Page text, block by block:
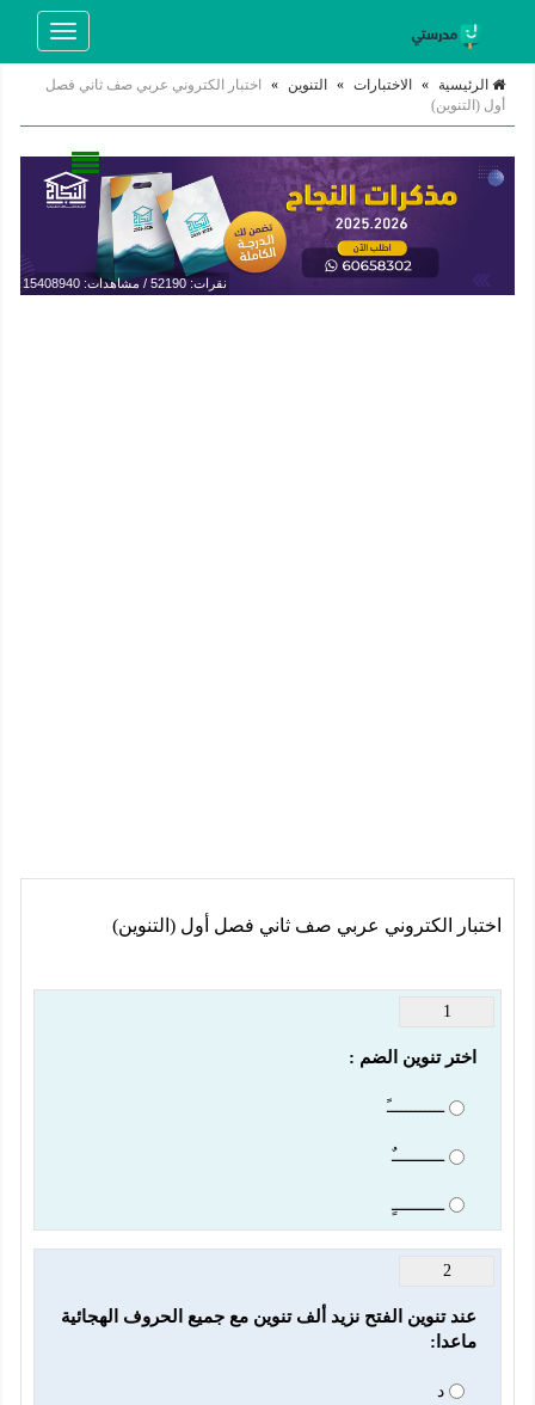
Toggle
الرئيسية » الاختبارات » التنوين »
اختبار الكتروني عربي صف ثاني فصل
أول (التنوين)
نقرات: 52190 / مشاهدات: 15408940
اختبار الكتروني عربي صف ثاني فصل أول (التنوين)
1
اختر تنوين الضم :
ــــــــــــً
ـــــــــــٌ
ـــــــــــٍ
2
ماعدا:
د